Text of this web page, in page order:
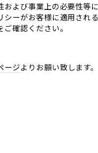
よび事業上の必要性等
ーがお客様に適用され
確認ください。
ージよりお願い致します。